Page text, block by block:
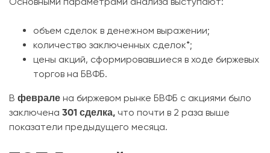
объем сделок в денежном выражении;
количество заключенных сделок*;
цены акций, сформировавшиеся в ходе биржевых
торгов на БВФБ.
В феврале на биржевом рынке БВФБ с акциями было
заключена 301 сделка, что почти в 2 раза выше
показатели предыдущего месяца.